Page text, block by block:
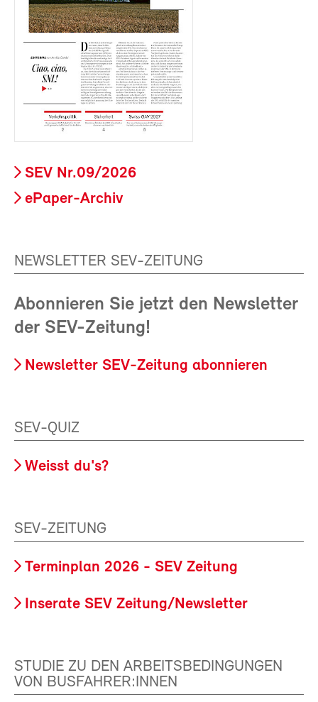
SEV Nr.09/2026
ePaper-Archiv
NEWSLETTER SEV-ZEITUNG
Abonnieren Sie jetzt den Newsletter
der SEV-Zeitung!
Newsletter SEV-Zeitung abonnieren
SEV-QUIZ
Weisst du's?
SEV-ZEITUNG
Terminplan 2026 - SEV Zeitung
Inserate SEV Zeitung/Newsletter
STUDIE ZU DEN ARBEITSBEDINGUNGEN
VON BUSFAHRER:INNEN